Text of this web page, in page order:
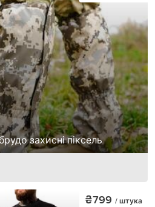
захисні піксель
₴799 / штука